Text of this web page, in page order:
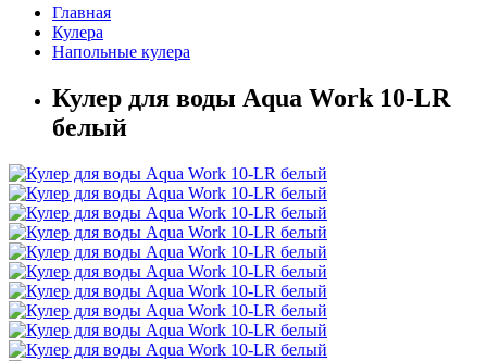
Главная
Кулера
Напольные кулера
Кулер для воды Aqua Work 10-LR
белый